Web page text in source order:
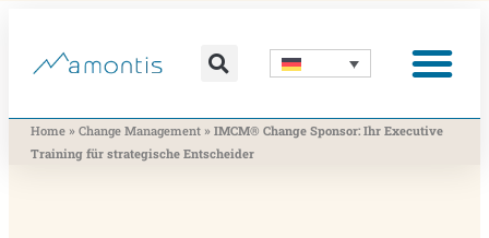
Home » Change Management » IMCM® Change Sponsor: Ihr Executive
Training für strategische Entscheider